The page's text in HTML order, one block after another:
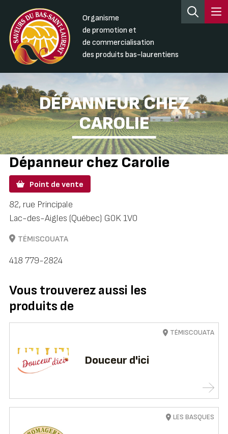
Organisme
de promotion et
de commercialisation
des produits bas-laurentiens
DÉPANNEUR CHEZ
CAROLIE
Dépanneur chez Carolie
Point de vente
82, rue Principale
Lac-des-Aigles (Québec) G0K 1V0
TÉMISCOUATA
418 779-2824
Vous trouverez aussi les
produits de
Douceur d'ici
TÉMISCOUATA
LES BASQUES